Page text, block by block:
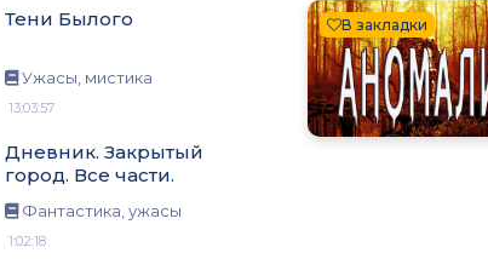
Тени Былого
Ужасы, мистика
13:03:57
Дневник. Закрытый
город. Все части.
Фантастика, ужасы
1:02:18
В закладки